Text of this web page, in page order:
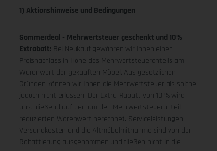
1) Aktionshinweise und Bedingungen
Sommerdeal - Mehrwertsteuer geschenkt und 10%
Extrabatt: Bei Neukauf gewähren wir Ihnen einen
Preisnachlass in Höhe des Mehrwertsteueranteils am
Warenwert der gekauften Möbel. Aus gesetzlichen
Gründen können wir Ihnen die Mehrwertsteuer als solche
jedoch nicht erlassen. Der Extra-Rabatt von 10 % wird
anschließend auf den um den Mehrwertsteueranteil
reduzierten Warenwert berechnet. Serviceleistungen,
Versandkosten und die Altmöbelmitnahme sind von der
Rabattierung ausgenommen und fließen nicht in die